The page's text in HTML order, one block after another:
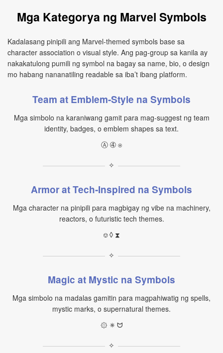
Mga Kategorya ng Marvel Symbols
Kadalasang pinipili ang Marvel-themed symbols base sa
character association o visual style. Ang pag-group sa kanila ay
nakakatulong pumili ng symbol na bagay sa name, bio, o design
mo habang nananatiling readable sa iba’t ibang platform.
Team at Emblem-Style na Symbols
Mga simbolo na karaniwang gamit para mag-suggest ng team
identity, badges, o emblem shapes sa text.
Ⓐ ➃ ⍟
✧
Armor at Tech-Inspired na Symbols
Mga character na pinipili para magbigay ng vibe na machinery,
reactors, o futuristic tech themes.
⎊ ◊ ⧗
✧
Magic at Mystic na Symbols
Mga simbolo na madalas gamitin para magpahiwatig ng spells,
mystic marks, o supernatural themes.
۞ ✵ ᗢ
✧